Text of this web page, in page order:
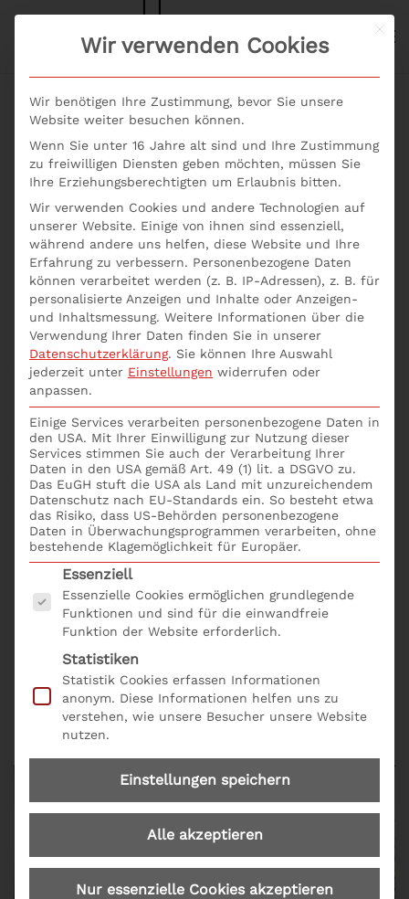
Skip to main content
Seminare Vertrieb:
Neue Techniken für
Vertriebs-Profis online
buchen
ie suchen ein Update für Vertriebs-Profis? Mit
Seminare Vertrieb: Neue Techniken für Vertriebs-
Profis online buchen erhalten Sie als Vertriebs-Profi
ein Update zu agilen Verhandlungstechniken und zu
den neuesten Instrumenten bei der
Preisgestaltung. Die Teilnehmer erlernen mit
Seminare Vertrieb: Neue Techniken für Vertriebs-
Profis online buchen folgende Skills:
AgileTechniken im Beratungs- und
Kundengespräche
Agil Verhandeln mit Einkäufern: ZOPA, BATNA &
Co.
Neue Preismodelle: Pay per Use + Pay as you go
Das Seminar Vertrieb: Neue Techniken für Vertriebs-
Profis online buchen. Bequem und einfach mit
Seminarformular onlineund der Produkt Nr.
Mit
Wir verwenden Cookies
Wir benötigen Ihre Zustimmung, bevor Sie unsere
Website weiter besuchen können.
Wenn Sie unter 16 Jahre alt sind und Ihre Zustimmung
zu freiwilligen Diensten geben möchten, müssen Sie
Ihre Erziehungsberechtigten um Erlaubnis bitten.
Wir verwenden Cookies und andere Technologien auf
unserer Website. Einige von ihnen sind essenziell,
während andere uns helfen, diese Website und Ihre
Erfahrung zu verbessern. Personenbezogene Daten
können verarbeitet werden (z. B. IP-Adressen), z. B. für
personalisierte Anzeigen und Inhalte oder Anzeigen-
und Inhaltsmessung. Weitere Informationen über die
Verwendung Ihrer Daten finden Sie in unserer
Datenschutzerklärung. Sie können Ihre Auswahl
jederzeit unter Einstellungen widerrufen oder
anpassen.
Einige Services verarbeiten personenbezogene Daten in
den USA. Mit Ihrer Einwilligung zur Nutzung dieser
Services stimmen Sie auch der Verarbeitung Ihrer
Daten in den USA gemäß Art. 49 (1) lit. a DSGVO zu.
Das EuGH stuft die USA als Land mit unzureichendem
Datenschutz nach EU-Standards ein. So besteht etwa
das Risiko, dass US-Behörden personenbezogene
Daten in Überwachungsprogrammen verarbeiten, ohne
bestehende Klagemöglichkeit für Europäer.
Es folgt eine Liste der Service-Gruppen, für die
Essenziell
Essenzielle Cookies ermöglichen grundlegende
Funktionen und sind für die einwandfreie
Funktion der Website erforderlich.
Statistiken
Statistik Cookies erfassen Informationen
anonym. Diese Informationen helfen uns zu
verstehen, wie unsere Besucher unsere Website
nutzen.
Einstellungen speichern
Alle akzeptieren
Nur essenzielle Cookies akzeptieren